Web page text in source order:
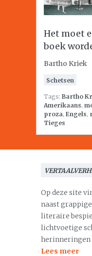
Het moet
boek
Bartho Kriek
Schetsen
Tags: Bartho
Amerikaans,
proza, Engels,
Tieges
Op deze site
naast
literaire
lichtvoetige
herinneringen
Lees meer